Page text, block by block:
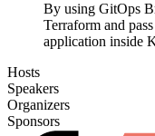
By using GitOps
Terraform and
application inside
Hosts
Speakers
Organizers
Sponsors